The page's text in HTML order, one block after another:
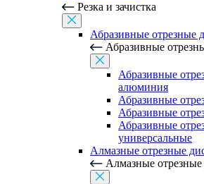
Резка и зачистка
Абразивные отрезные
Абразивные
Абразивные
алюминия
Абразивные
Абразивные
Абразивные
универсальные
Алмазные отрезные
Алмазные отрезные